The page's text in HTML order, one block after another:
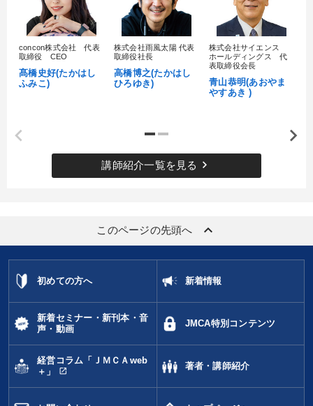
concon株式会社 代表
取締役 CEO
髙橋史好(たかはし
ふみこ)
株式会社雨風太陽 代表
取締役社長
高橋博之(たかはし
ひろゆき)
株式会社サイエンス
ホールディングス 代
表取締役会長
青山恭明(あおやま
やすあき )
講師紹介一覧を見る keyboard_arrow_right
このページの先頭へ keyboard_arrow_up
初めての方へ 新着情報
新着セミナー・新刊本・音
声・動画
JMCA特別コンテンツ
経営コラム「ＪＭＣＡweb
＋」
open_in_new
著者・講師紹介